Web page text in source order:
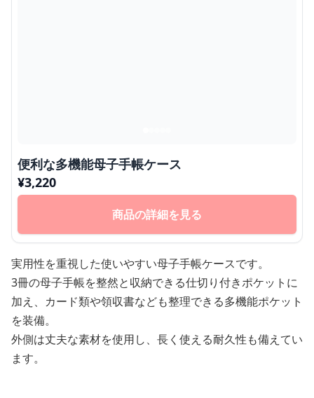
便利な多機能母子手帳ケース
¥3,220
商品の詳細を見る
実用性を重視した使いやすい母子手帳ケースです。
3冊の母子手帳を整然と収納できる仕切り付きポケットに
加え、カード類や領収書なども整理できる多機能ポケット
を装備。
外側は丈夫な素材を使用し、長く使える耐久性も備えてい
ます。